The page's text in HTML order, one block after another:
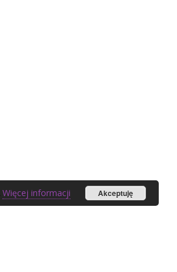
Więcej informacji Akceptuję